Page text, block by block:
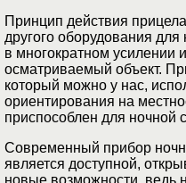
Принцип действия
другого оборудования
в многократном усилении
осматриваемый объект.
который можно у нас,
ориентирования на
приспособлен для ночной
Современный прибор
является доступной,